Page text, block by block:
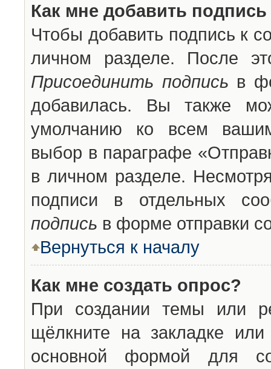
Как мне добавить
Чтобы добавить подпись к
личном разделе. После
Присоединить подпись в
добавилась. Вы также
умолчанию ко всем
выбор в параграфе
в личном разделе.
подписи в отдельных
подпись в форме отправки
Вернуться к началу
Как мне создать опрос?
При создании темы или
щёлкните на закладке
основной формой для